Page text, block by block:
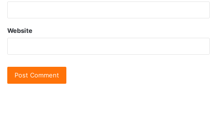
Website